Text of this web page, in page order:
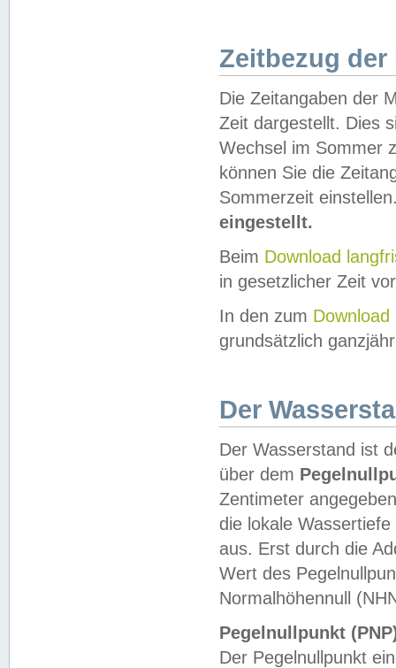
Zeitbezug der
Die Zeitangaben der
Zeit dargestellt. Dies
Wechsel im Sommer
können Sie die
Sommerzeit
eingestellt.
Beim Download
in gesetzlicher Zeit
In den zum Download
grundsätzlich
Der
Der Wasserstand ist
über dem
Zentimeter
die lokale
aus. Erst durch die
Wert des
Normalhöhennull
Pegelnullpunkt
Der Pegelnullpunkt